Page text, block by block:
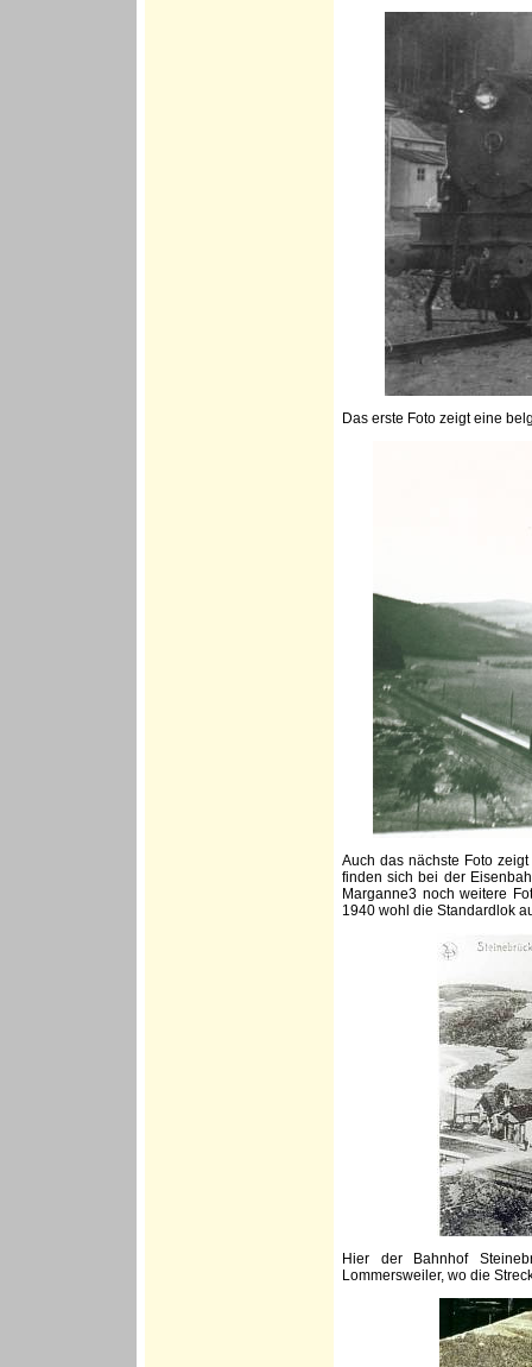
Das erste Foto zeigt eine
Auch das nächste Foto
finden sich bei der
Marganne3 noch weitere
1940 wohl die Standardlok
Hier der Bahnhof
Lommersweiler, wo die